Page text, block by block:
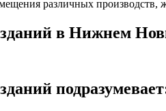
различных
в Нижнем